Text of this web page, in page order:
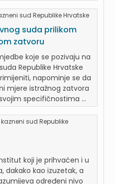
sud Republike Hrvatske
suda prilikom
zatvoru
koje se pozivaju na
Republike Hrvatske
napominje se da
mjere istražnog zatvora
specifičnostima ...
sud Republike
koji je prihvaćen i u
dakako kao izuzetak, a
određeni nivo